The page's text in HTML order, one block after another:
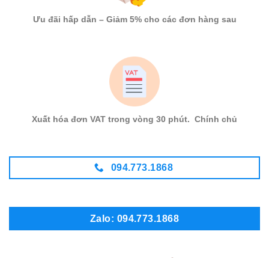
Ưu đãi hấp dẫn – Giảm 5% cho các đơn hàng sau
Xuất hóa đơn VAT trong vòng 30 phút. Chính chủ
094.773.1868
Zalo: 094.773.1868